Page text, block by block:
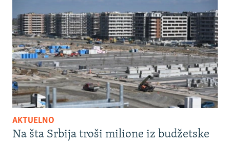
AKTUELNO
Na šta Srbija troši milione iz budžetske